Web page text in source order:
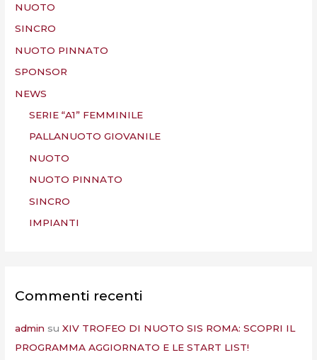
NUOTO
SINCRO
NUOTO PINNATO
SPONSOR
NEWS
SERIE “A1” FEMMINILE
PALLANUOTO GIOVANILE
NUOTO
NUOTO PINNATO
SINCRO
IMPIANTI
Commenti recenti
admin suXIV TROFEO DI NUOTO SIS ROMA: SCOPRI IL
PROGRAMMA AGGIORNATO E LE START LIST!